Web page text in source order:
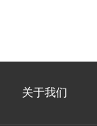
关于我们